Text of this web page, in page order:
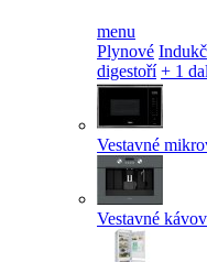
menu
Plynové
digestoří + 1
Vestavné
Vestavné